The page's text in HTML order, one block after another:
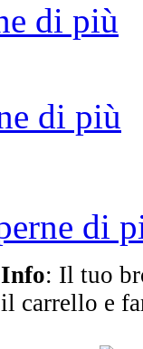
di più
di più
di
Info: Il tuo
il carrello e